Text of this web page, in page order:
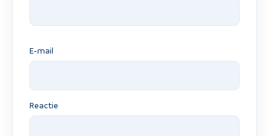
E-mail
Reactie